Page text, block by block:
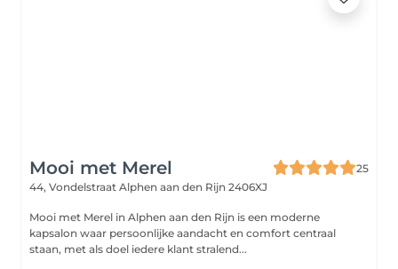
Mooi met Merel
25
44, Vondelstraat Alphen aan den Rijn 2406XJ
Mooi met Merel in Alphen aan den Rijn is een moderne
kapsalon waar persoonlijke aandacht en comfort centraal
staan, met als doel iedere klant stralend...